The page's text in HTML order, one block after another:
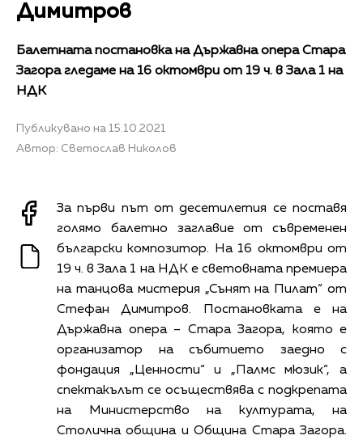
Димитров
Балетната постановка на Държавна опера Стара
Загора гледаме на 16 октомври от 19 ч. в Зала 1 на
НДК
Публикувано на 15.10.2021
Автор: Светослав Николов
За първи път от десетилетия се поставя
голямо балетно заглавие от съвременен
български композитор. На 16 октомври от
19 ч. в Зала 1 на НДК е световната премиера
на танцова мистерия „Сънят на Пилат“ от
Стефан Димитров. Постановката е на
Държавна опера – Стара Загора, която е
организатор на събитието заедно с
фондация „Ценности“ и „Палмс мюзик“, а
спектакълът се осъществява с подкрепата
на Министерство на културата, на
Столична община и Община Стара Загора.